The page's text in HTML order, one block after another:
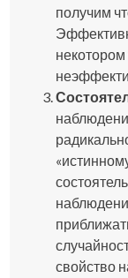
получим
свойство